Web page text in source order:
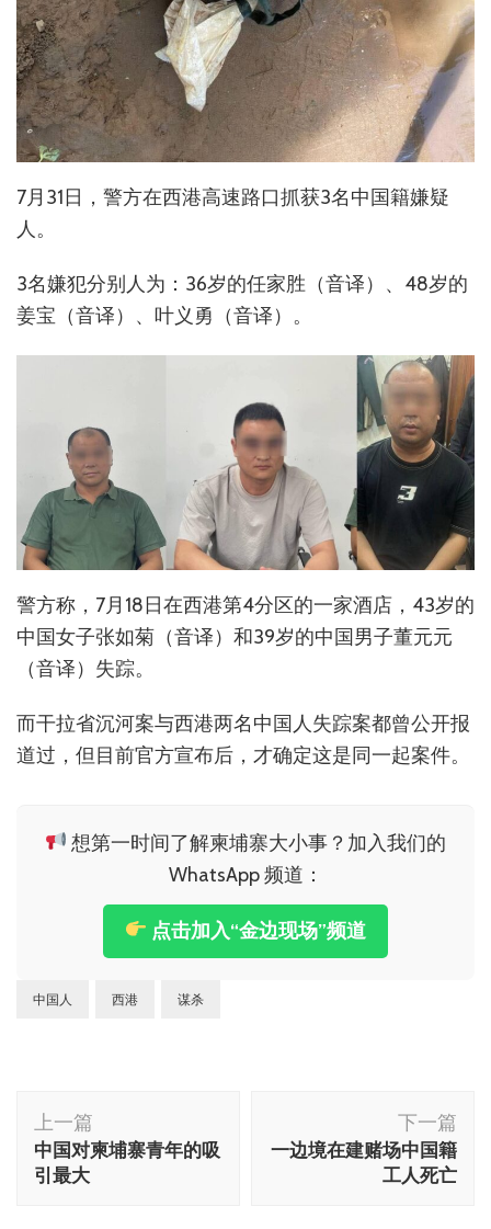
7月31日，警方在西港高速路口抓获3名中国籍嫌疑
人。
3名嫌犯分别人为：36岁的任家胜（音译）、48岁的
姜宝（音译）、叶义勇（音译）。
警方称，7月18日在西港第4分区的一家酒店，43岁的
中国女子张如菊（音译）和39岁的中国男子董元元
（音译）失踪。
而干拉省沉河案与西港两名中国人失踪案都曾公开报
道过，但目前官方宣布后，才确定这是同一起案件。
想第一时间了解柬埔寨大小事？加入我们的
WhatsApp 频道：
点击加入“金边现场”频道
中国人 西港 谋杀
博
文
导
上一篇
中国对柬埔寨青年的吸
引最大
下一篇
一边境在建赌场中国籍
工人死亡